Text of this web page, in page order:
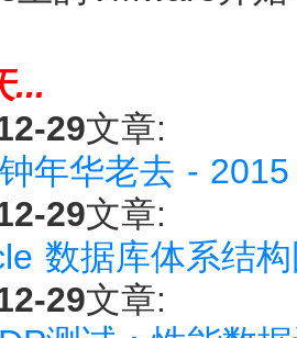
...
29文章:
年华老去 -
29文章:
数据库体系结
29文章: